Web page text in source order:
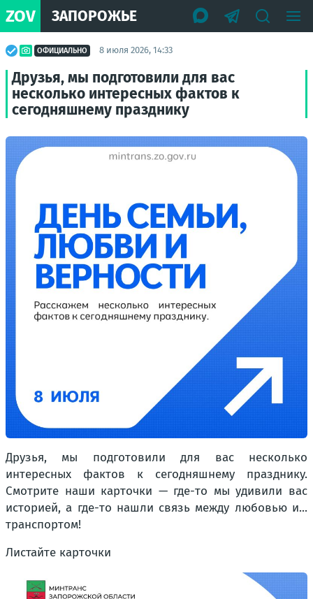
ZOV ЗАПОРОЖЬЕ
ОФИЦИАЛЬНО 8 июля 2026, 14:33
Друзья, мы подготовили для вас
несколько интересных фактов к
сегодняшнему празднику
Друзья, мы подготовили для вас несколько
интересных фактов к сегодняшнему празднику.
Смотрите наши карточки — где-то мы удивили вас
историей, а где-то нашли связь между любовью и...
транспортом!
Листайте карточки